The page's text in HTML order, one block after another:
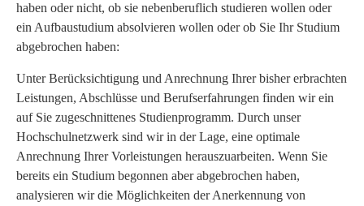
haben oder nicht, ob sie nebenberuflich studieren wollen oder
ein Aufbaustudium absolvieren wollen oder ob Sie Ihr Studium
abgebrochen haben:
Unter Berücksichtigung und Anrechnung Ihrer bisher erbrachten
Leistungen, Abschlüsse und Berufserfahrungen finden wir ein
auf Sie zugeschnittenes Studienprogramm. Durch unser
Hochschulnetzwerk sind wir in der Lage, eine optimale
Anrechnung Ihrer Vorleistungen herauszuarbeiten. Wenn Sie
bereits ein Studium begonnen aber abgebrochen haben,
analysieren wir die Möglichkeiten der Anerkennung von